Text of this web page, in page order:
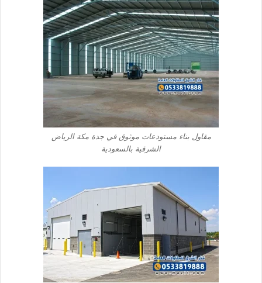
مقاول بناء مستودعات موثوق في جدة مكة الرياض
الشرقية بالسعودية